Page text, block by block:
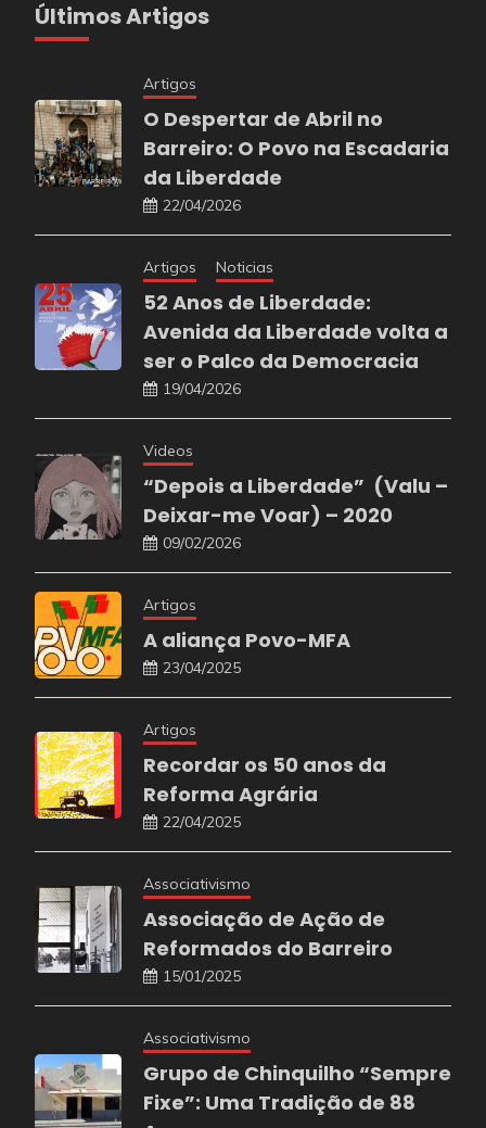
Últimos Artigos
Artigos
O Despertar de Abril no
Barreiro: O Povo na Escadaria
da Liberdade
22/04/2026
Artigos Noticias
52 Anos de Liberdade:
Avenida da Liberdade volta a
ser o Palco da Democracia
19/04/2026
Videos
“Depois a Liberdade” (Valu –
Deixar-me Voar) – 2020
09/02/2026
Artigos
A aliança Povo-MFA
23/04/2025
Artigos
Recordar os 50 anos da
Reforma Agrária
22/04/2025
Associativismo
Associação de Ação de
Reformados do Barreiro
15/01/2025
Associativismo
Grupo de Chinquilho “Sempre
Fixe”: Uma Tradição de 88